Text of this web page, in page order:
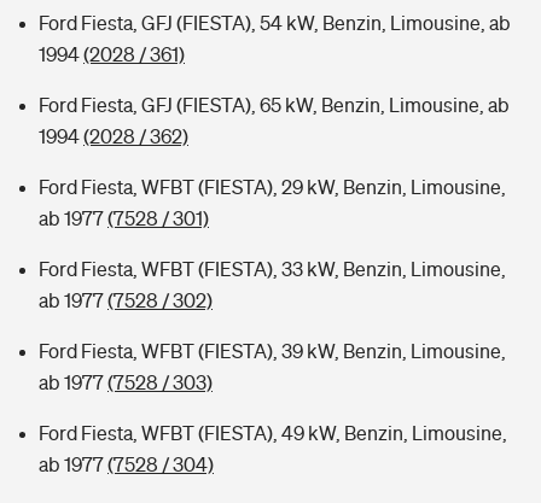
Ford Fiesta, GFJ (FIESTA), 54 kW, Benzin, Limousine, ab
1994(2028 / 361)
Ford Fiesta, GFJ (FIESTA), 65 kW, Benzin, Limousine, ab
1994(2028 / 362)
Ford Fiesta, WFBT (FIESTA), 29 kW, Benzin, Limousine,
ab 1977(7528 / 301)
Ford Fiesta, WFBT (FIESTA), 33 kW, Benzin, Limousine,
ab 1977(7528 / 302)
Ford Fiesta, WFBT (FIESTA), 39 kW, Benzin, Limousine,
ab 1977(7528 / 303)
Ford Fiesta, WFBT (FIESTA), 49 kW, Benzin, Limousine,
ab 1977(7528 / 304)